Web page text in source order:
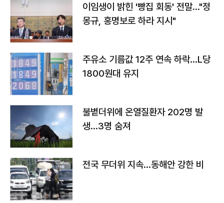
이임생이 밝힌 '빵집 회동' 전말…"정
몽규, 홍명보로 하라 지시"
주유소 기름값 12주 연속 하락…L당
1800원대 유지
불볕더위에 온열질환자 202명 발
생…3명 숨져
전국 무더위 지속…동해안 강한 비